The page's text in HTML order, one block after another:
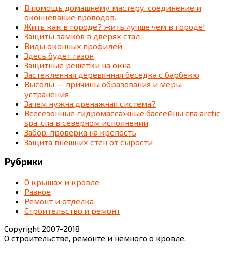
В помощь домашнему мастеру. соединение и
оконцевание проводов.
Жить как в городе? жить лучше чем в городе!
Защиты замков в дверях стал
Виды оконных профилей
Здесь будет газон
Защитные решётки на окна
Застекленная деревянная беседка c барбекю
Высолы — причины образования и меры
устранения
Зачем нужна дренажная система?
Всесезонные гидромассажные бассейны спа arctic
spa. спа в северном исполнении
Забор: проверка на крепость
Защита внешних стен от сырости
Рубрики
О крышах и кровле
Разное
Ремонт и отделка
Строительство и ремонт
Copyright 2007-2018
О строительстве, ремонте и немного о кровле.